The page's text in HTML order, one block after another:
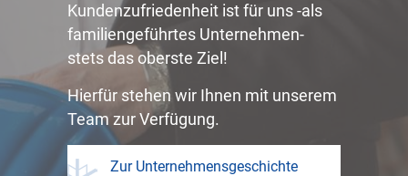
Kundenzufriedenheit ist für uns -als
familiengeführtes Unternehmen-
stets das oberste Ziel!
Hierfür stehen wir Ihnen mit unserem
Team zur Verfügung.
Zur Unternehmensgeschichte